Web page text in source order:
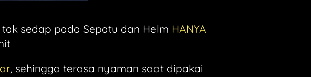
tak sedap pada Sepatu dan Helm
, sehingga terasa nyaman saat dipakai